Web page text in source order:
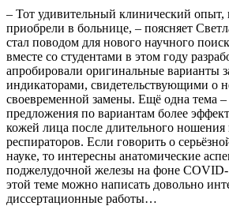
– Тот удивительный клинический
приобрели в больнице, – поясняет
стал поводом для нового научного
вместе со студентами в этом году
апробировали оригинальные варианты
индикаторами, свидетельствующими о
своевременной замены. Ещё одна тема
предложения по вариантам более
кожей лица после длительного
респираторов. Если говорить о
науке, то интересны анатомические
поджелудочной железы на фоне
этой теме можно написать довольно
диссертационные работы…